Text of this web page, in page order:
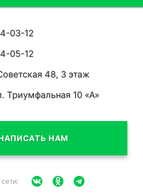
03-12
05-12
48, 3 этаж
Триумфальная 10 «А»
НАМ